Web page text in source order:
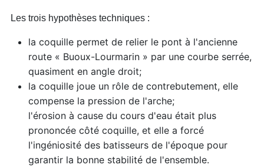
Les trois hypothèses techniques :
la coquille permet de relier le pont à l'ancienne
route « Buoux-Lourmarin » par une courbe serrée,
quasiment en angle droit;
la coquille joue un rôle de contrebutement, elle
compense la pression de l'arche;
l'érosion à cause du cours d'eau était plus
prononcée côté coquille, et elle a forcé
l'ingéniosité des batisseurs de l'époque pour
garantir la bonne stabilité de l'ensemble.